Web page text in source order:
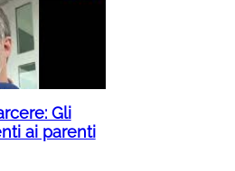
Gli
ai parenti